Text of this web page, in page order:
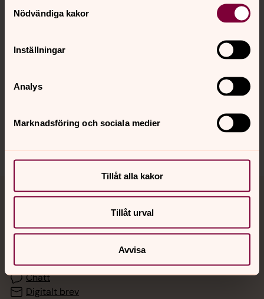
Nödvändiga kakor
Inställningar
Analys
Marknadsföring och sociala medier
Tillåt alla kakor
Tillåt urval
Avvisa
Kalender
Akut samtals- och krisstöd. Prata eller chatta anonymt
med en präst på kvällar och nätter.
Chatt
Digitalt brev